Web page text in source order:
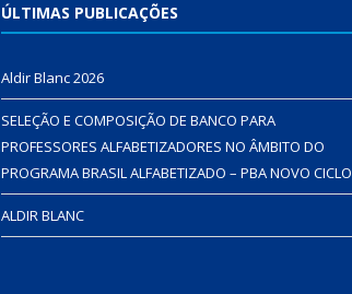
ÚLTIMAS PUBLICAÇÕES
Aldir Blanc 2026
SELEÇÃO E COMPOSIÇÃO DE BANCO PARA
PROFESSORES ALFABETIZADORES NO ÂMBITO DO
PROGRAMA BRASIL ALFABETIZADO – PBA NOVO CICLO
ALDIR BLANC